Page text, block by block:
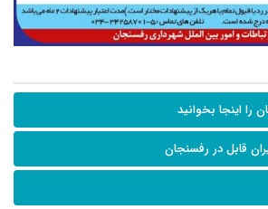
اینجا بخوانید
قابل در رفسنجان